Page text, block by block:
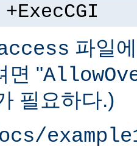
파일
면 "
필요하다.)